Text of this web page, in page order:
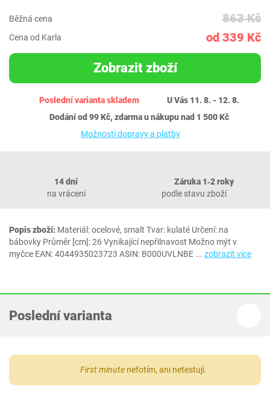
Běžná cena 863 Kč
Cena od Karla od 339 Kč
Zobrazit zboží
Poslední varianta skladem
U Vás 11. 8. - 12. 8.
Dodání od 99 Kč, zdarma u nákupu nad 1 500 Kč
Možnosti dopravy a platby
14 dní
na vrácení
Záruka 1‐2 roky
podle stavu zboží
Popis zboží: Materiál: ocelové, smalt Tvar: kulaté Určení: na
bábovky Průměr [cm]: 26 Vynikající nepřilnavost Možno mýt v
myčce EAN: 4044935023723 ASIN: B000UVLNBE ... zobrazit více
Poslední varianta
First minute nefotím, ani netestuji.